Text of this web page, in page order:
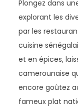
Plongez dans
explorant les
par les
cuisine
et en épices,
camerounaise
encore goûtez
fameux plat